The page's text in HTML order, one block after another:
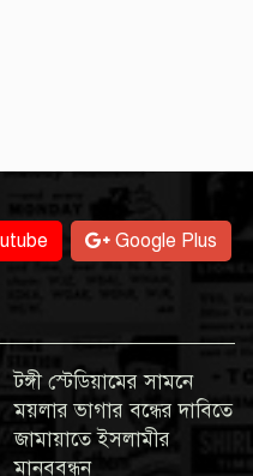
Google Plus
টঙ্গী স্টেডিয়ামের সামনে
ময়লার ভাগার বন্ধের দাবিতে
জামায়াতে ইসলামীর
মানববন্ধন